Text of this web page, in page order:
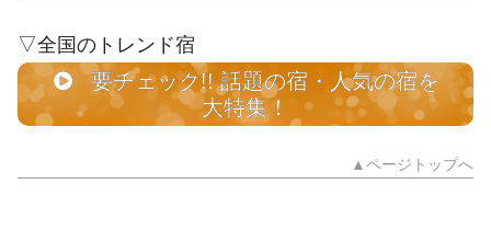
▽全国のトレンド宿
要チェック!! 話題の宿・人気の宿を
大特集！
▲ページトップへ